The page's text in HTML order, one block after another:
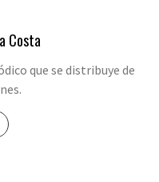
Costa
que se distribuye de